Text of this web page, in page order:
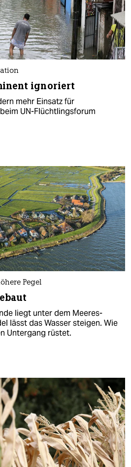
ignoriert
mehr Einsatz für
UN-Flüchtlingsforum
Pegel
liegt unter dem Meeres­
lässt das Wasser steigen. Wie
Untergang rüstet.